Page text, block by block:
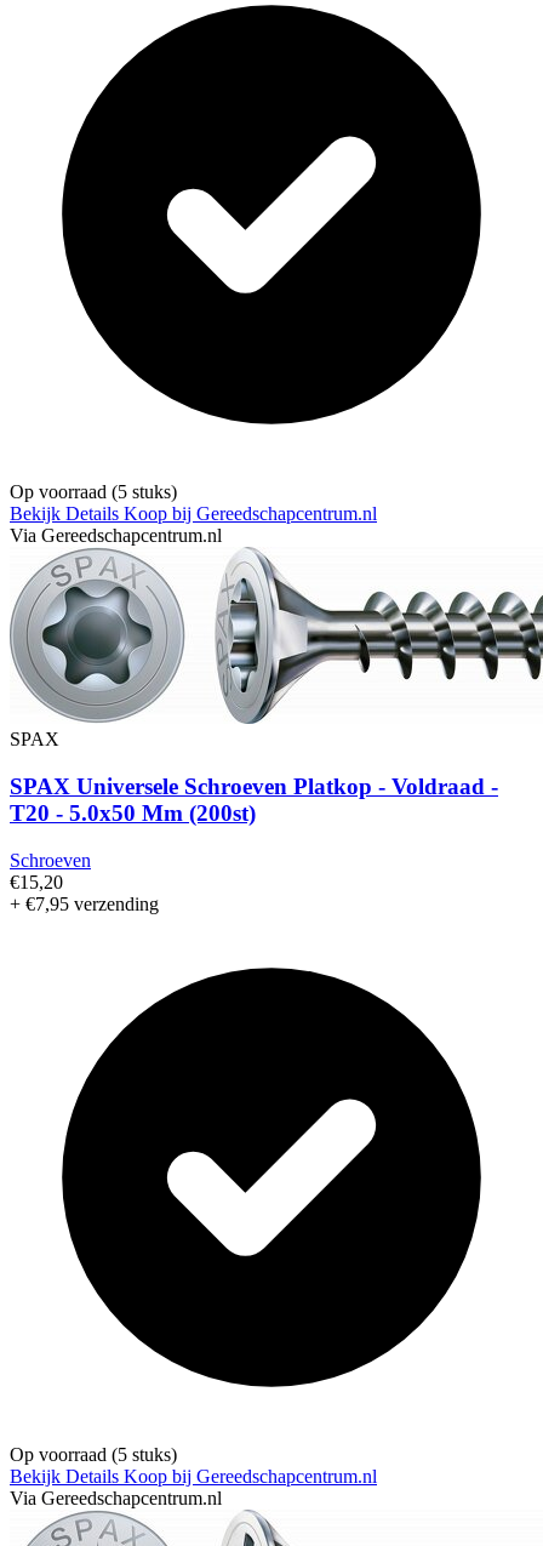
Op voorraad (5 stuks)
Bekijk Details Koop bij Gereedschapcentrum.nl
Via Gereedschapcentrum.nl
SPAX
SPAX Universele Schroeven Platkop - Voldraad -
T20 - 5.0x50 Mm (200st)
Schroeven
€15,20
+ €7,95 verzending
Op voorraad (5 stuks)
Bekijk Details Koop bij Gereedschapcentrum.nl
Via Gereedschapcentrum.nl